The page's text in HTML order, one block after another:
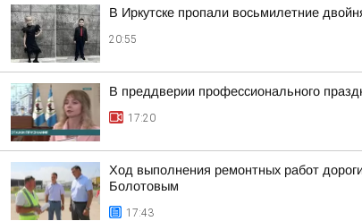
В Иркутске пропали восьмилетние
20:55
В преддверии профессионального
17:20
Ход выполнения ремонтных работ
Болотовым
17:43